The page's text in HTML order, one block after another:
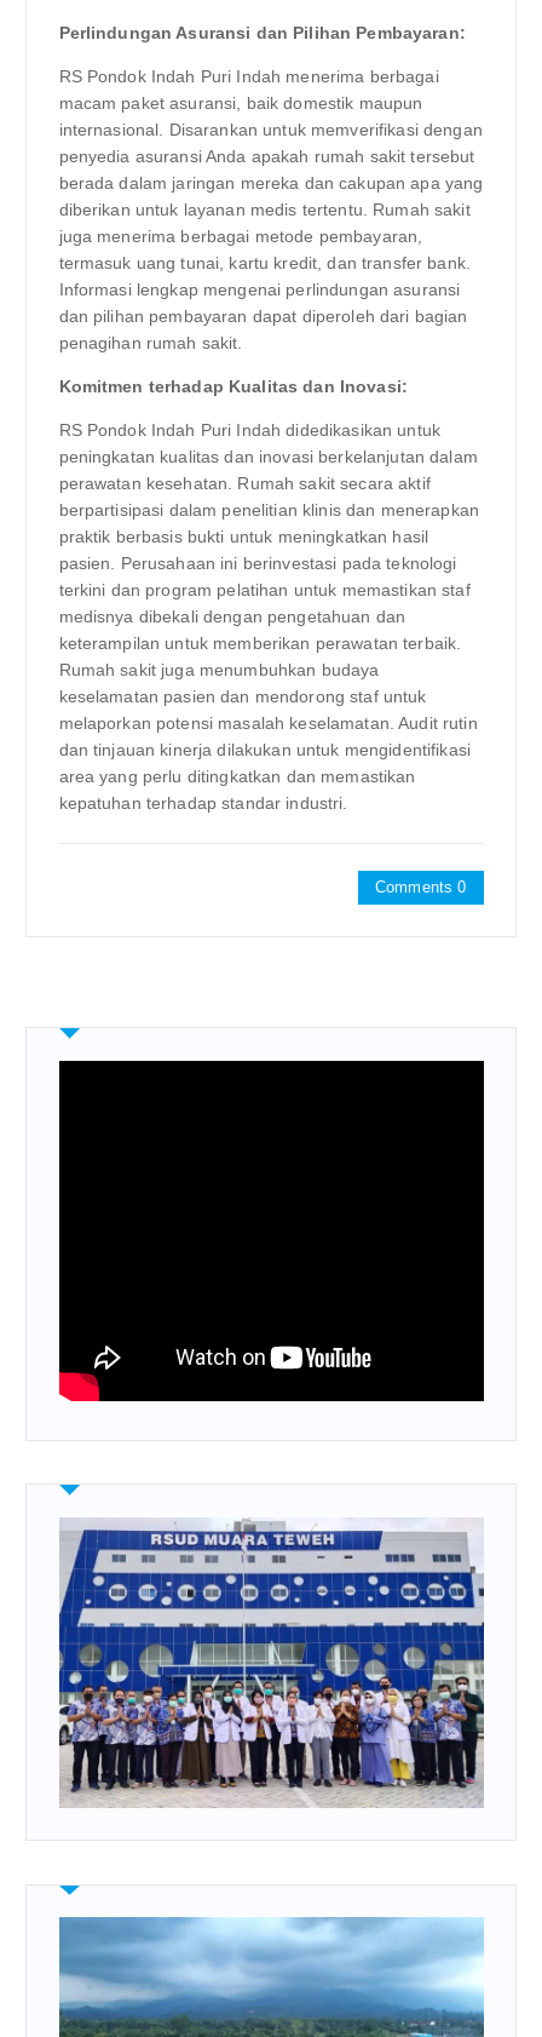
Perlindungan Asuransi dan Pilihan Pembayaran:
RS Pondok Indah Puri Indah menerima berbagai
macam paket asuransi, baik domestik maupun
internasional. Disarankan untuk memverifikasi dengan
penyedia asuransi Anda apakah rumah sakit tersebut
berada dalam jaringan mereka dan cakupan apa yang
diberikan untuk layanan medis tertentu. Rumah sakit
juga menerima berbagai metode pembayaran,
termasuk uang tunai, kartu kredit, dan transfer bank.
Informasi lengkap mengenai perlindungan asuransi
dan pilihan pembayaran dapat diperoleh dari bagian
penagihan rumah sakit.
Komitmen terhadap Kualitas dan Inovasi:
RS Pondok Indah Puri Indah didedikasikan untuk
peningkatan kualitas dan inovasi berkelanjutan dalam
perawatan kesehatan. Rumah sakit secara aktif
berpartisipasi dalam penelitian klinis dan menerapkan
praktik berbasis bukti untuk meningkatkan hasil
pasien. Perusahaan ini berinvestasi pada teknologi
terkini dan program pelatihan untuk memastikan staf
medisnya dibekali dengan pengetahuan dan
keterampilan untuk memberikan perawatan terbaik.
Rumah sakit juga menumbuhkan budaya
keselamatan pasien dan mendorong staf untuk
melaporkan potensi masalah keselamatan. Audit rutin
dan tinjauan kinerja dilakukan untuk mengidentifikasi
area yang perlu ditingkatkan dan memastikan
kepatuhan terhadap standar industri.
Comments 0